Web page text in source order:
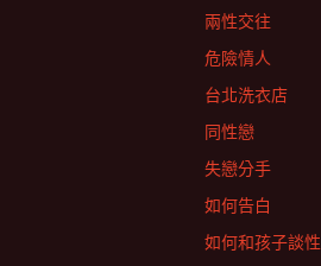
兩性交往
危險情人
台北洗衣店
同性戀
失戀分手
如何告白
如何和孩子談性